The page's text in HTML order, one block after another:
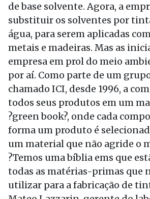
de base solvente. Agora, a
substituir os solventes por
água, para serem aplicadas
metais e madeiras. Mas as
empresa em prol do meio
por aí. Como parte de um
chamado ICI, desde 1996, a
todos seus produtos em um
?green book?, onde cada
forma um produto é
um material que não agride o
?Temos uma bíblia ems que
todas as matérias-primas que
utilizar para a fabricação de